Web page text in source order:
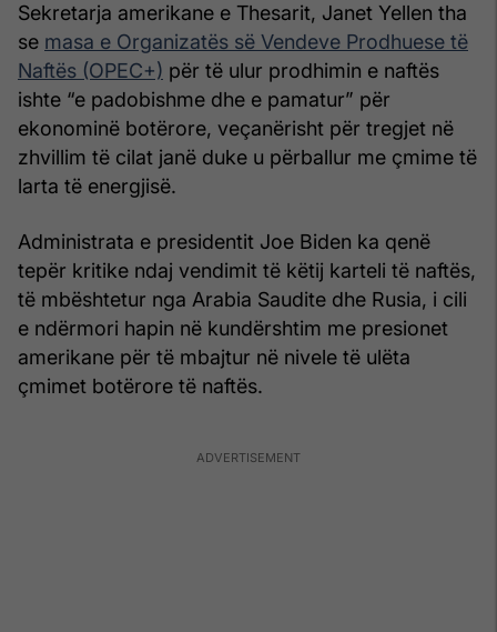
Sekretarja amerikane e Thesarit, Janet Yellen tha
se masa e Organizatës së Vendeve Prodhuese të
Naftës (OPEC+) për të ulur prodhimin e naftës
ishte “e padobishme dhe e pamatur” për
ekonominë botërore, veçanërisht për tregjet në
zhvillim të cilat janë duke u përballur me çmime të
larta të energjisë.
Administrata e presidentit Joe Biden ka qenë
tepër kritike ndaj vendimit të këtij karteli të naftës,
të mbështetur nga Arabia Saudite dhe Rusia, i cili
e ndërmori hapin në kundërshtim me presionet
amerikane për të mbajtur në nivele të ulëta
çmimet botërore të naftës.